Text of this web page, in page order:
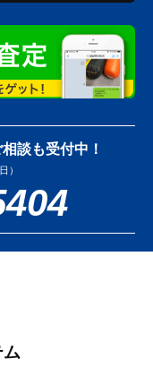
談も受付中！
）